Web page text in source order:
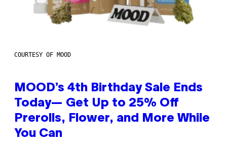
COURTESY OF MOOD
MOOD’s 4th Birthday Sale Ends
Today— Get Up to 25% Off
Prerolls, Flower, and More While
You Can